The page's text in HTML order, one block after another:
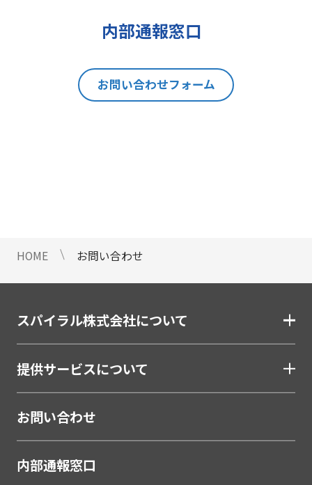
にあたり、貴方の同意を得た場合に
す。但し、貴方の同意が頂けない場
合は、お問い合わせの回答、当社の
製品・サービスのご案内や当社が独
当社は、ご提出頂く個人情報につい
定を行いません。
10 当社Web サイトでのクッキー
（Cookie）の使用について
お客様がブラウザの設定でクッキー
の送受信を許可している場合、当社
Webサイトでクッキーまたは同種の
技術（Webビーコンなど）を使用し
て、お客様による当社Webサイトの
利用状況等のデータ（以下、「閲覧
内部通報窓口
お問い合わせフォーム
HOME お問い合わせ
スパイラル株式会社について
提供サービスについて
お問い合わせ
内部通報窓口